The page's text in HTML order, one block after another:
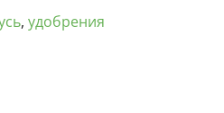
, удобрения